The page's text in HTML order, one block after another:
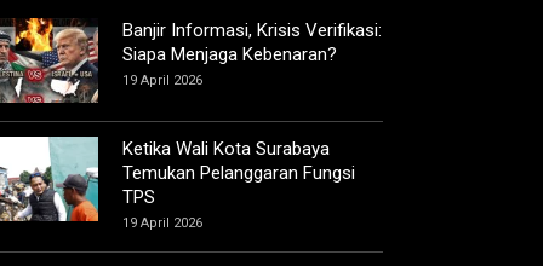
Banjir Informasi, Krisis Verifikasi:
Siapa Menjaga Kebenaran?
19 April 2026
Ketika Wali Kota Surabaya
Temukan Pelanggaran Fungsi
TPS
19 April 2026